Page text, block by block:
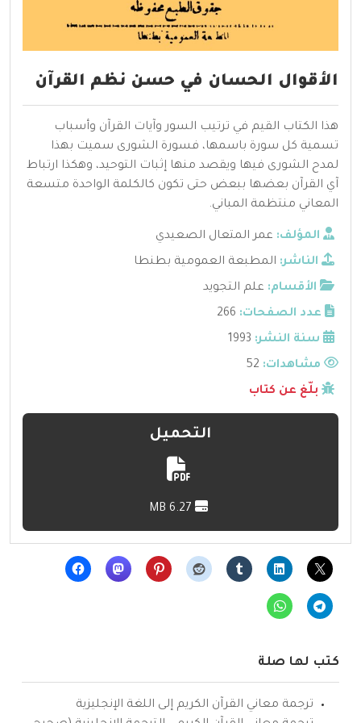
الأقوال الحسان في حسن نظم القرآن
هذا الكتاب القيم في ترتيب السور وآيات القرآن وأسباب
تسمية كل سورة باسمها، فسورة الشورى سميت بهذا
لمدح الشورى فيها ويقصد منها إثبات التوحيد، وهكذا ارتباط
آي القرآن بعضها ببعض حتى تكون كالكلمة الواحدة متسعة
المعاني منتظمة المباني.
المؤلف: عمر المتعال الصعيدي
الناشر: المطبعة العمومية بطنطا
الأقسام: علم التجويد
عدد الصفحات: 266
سنة النشر: 1993
مشاهدات:
بلّغ عن كتاب
التحميل
كتب لها صلة
ترجمة معاني القرآن الكريم إلى اللغة الإنجليزية